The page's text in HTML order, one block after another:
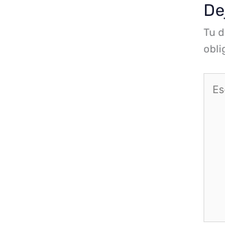
Tu